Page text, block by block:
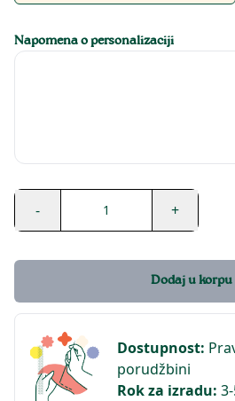
Napomena o personalizaciji
- 1 +
Dodaj u korpu
Dostupnost:
porudžbini
Rok za izradu: